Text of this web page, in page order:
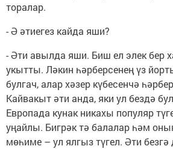
торалар.
- Ә әтиегез кайда яши?
- Әти авылда яши. Биш ел элек бер
укытты. Ләкин һәрберсенең үз
булгач, алар хәзер күбесенчә
Кайвакыт әти анда, яки ул бездә
Европада кунак никахы популяр
уңайлы. Бигрәк тә балалар һәм
мөһиме – ул ялгыз түгел. Әти